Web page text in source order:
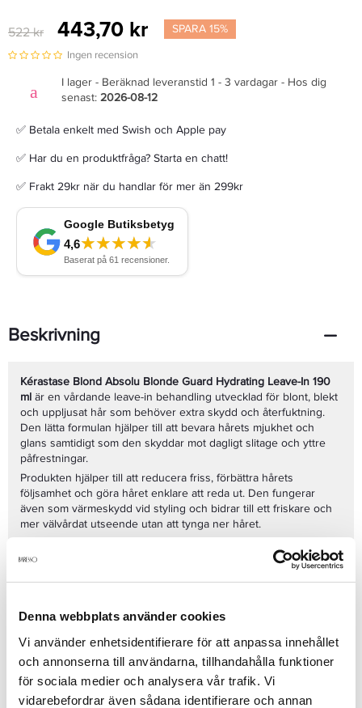
Denna webbplats använder cookies
Vi använder enhetsidentifierare för att anpassa innehållet
och annonserna till användarna, tillhandahålla funktioner
för sociala medier och analysera vår trafik. Vi
vidarebefordrar även sådana identifierare och annan
522 kr 443,70 kr SPARA 15%
Ingen recension
I lager - Beräknad leveranstid 1 - 3 vardagar - Hos dig
senast: 2026-08-12
✅ Betala enkelt med Swish och Apple pay
✅ Har du en produktfråga? Starta en chatt!
✅ Frakt 29kr när du handlar för mer än 299kr
Beskrivning
Kérastase Blond Absolu Blonde Guard Hydrating Leave-In 190
ml är en vårdande leave-in behandling utvecklad för blont, blekt
och uppljusat hår som behöver extra skydd och återfuktning.
Den lätta formulan hjälper till att bevara hårets mjukhet och
glans samtidigt som den skyddar mot dagligt slitage och yttre
påfrestningar.
Produkten hjälper till att reducera friss, förbättra hårets
följsamhet och göra håret enklare att reda ut. Den fungerar
även som värmeskydd vid styling och bidrar till ett friskare och
mer välvårdat utseende utan att tynga ner håret.
Förbättrar glans och följsamhet
Lätt leave-in formula som inte tynger ner
Spraya i handdukstorkat eller torrt hår och fördela jämnt i
längder och toppar. Skölj inte ur och styla som vanligt.
Se mer